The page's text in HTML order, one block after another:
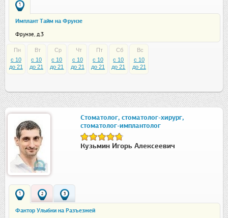
1
Имплант Тайм на Фрунзе
Фрунзе, д.3
Пн
c 10
до 21
Вт
c 10
до 21
Ср
c 10
до 21
Чт
c 10
до 21
Пт
c 10
до 21
Сб
c 10
до 21
Вс
c 10
до 21
Стоматолог, стоматолог-хирург,
стоматолог-имплантолог
Кузьмин Игорь Алексеевич
1 2 3
Фактор Улыбки на Разъезжей